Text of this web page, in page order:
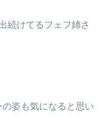
続けてるフェフ姉さ
姿も気になると思い